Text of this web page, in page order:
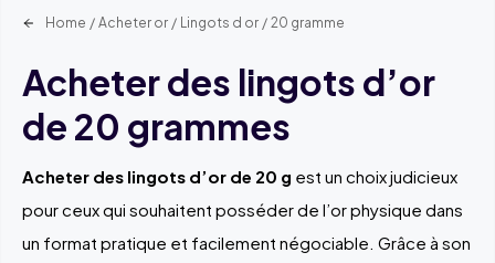
Home / Acheter or / Lingots d or / 20 gramme
Acheter des lingots d’or
de 20 grammes
Acheter des lingots d’or de 20 g est un choix judicieux
pour ceux qui souhaitent posséder de l’or physique dans
un format pratique et facilement négociable. Grâce à son